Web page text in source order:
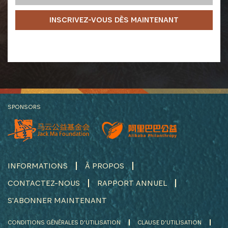
INSCRIVEZ-VOUS DÈS MAINTENANT
SPONSORS
INFORMATIONS
À PROPOS
CONTACTEZ-NOUS
RAPPORT ANNUEL
S'ABONNER MAINTENANT
CONDITIONS GÉNÉRALES D'UTILISATION CLAUSE D'UTILISATION